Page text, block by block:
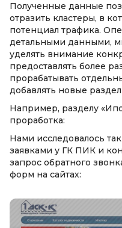
Полученные данные
отразить кластеры, в
потенциал трафика.
детальными данными,
уделять внимание
предоставлять более
прорабатывать
добавлять новые
Например, разделу
проработка:
Нами исследовалось
заявками у ГК ПИК и
запрос обратного
форм на сайтах: